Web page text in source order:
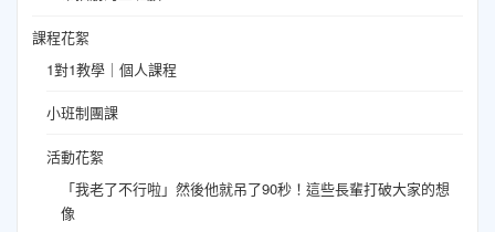
課程花絮
1對1教學｜個人課程
小班制團課
活動花絮
「我老了不行啦」然後他就吊了90秒！這些長輩打破大家的想
像